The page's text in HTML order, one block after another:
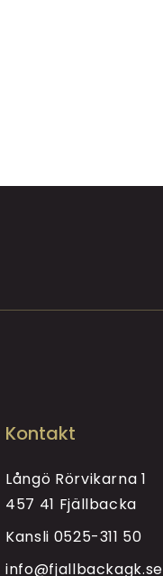
Kontakt
Långö Rörvikarna 1
457 41 Fjällbacka
Kansli 0525-311 50
info@fjallbackagk.se